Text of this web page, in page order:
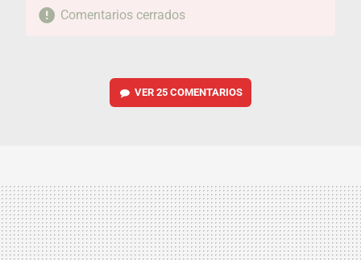
Comentarios cerrados
VER 25 COMENTARIOS